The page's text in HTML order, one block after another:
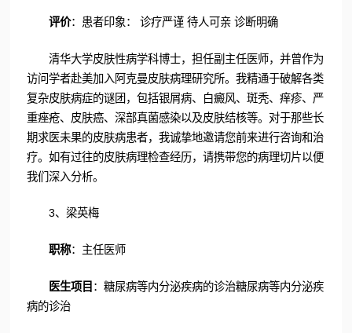
评价：患者印象： 诊疗严谨 待人可亲 诊断明确
清华大学皮肤性病学科博士，担任副主任医师，并曾作为
访问学者赴美加入阿克曼皮肤病理研究所。我精通于破解各类
复杂皮肤病症的谜团，包括银屑病、白癜风、斑秃、痒疹、严
重痤疮、皮肤癌、深部真菌感染以及皮肤结核等。对于那些长
期求医未果的皮肤病患者，我诚挚地邀请您前来进行咨询和治
疗。如有过往的皮肤病理检查经历，请携带您的病理切片以便
我们深入分析。
3、梁英梅
职称：主任医师
医生项目 ：糖尿病等内分泌疾病的诊治糖尿病等内分泌疾
病的诊治